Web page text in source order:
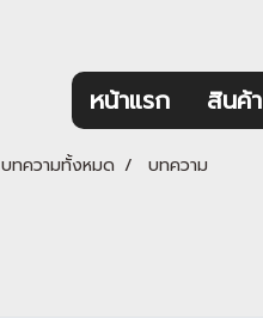
หน้าแรก สินค้า
บทความทั้งหมด บทความ